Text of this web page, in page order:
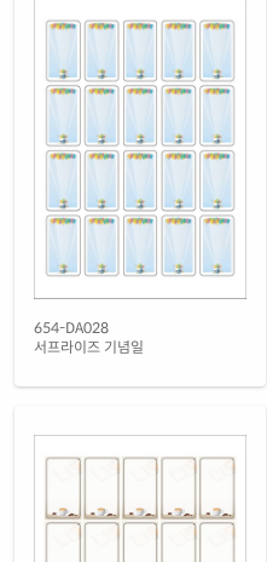
654-DA028
서프라이즈 기념일